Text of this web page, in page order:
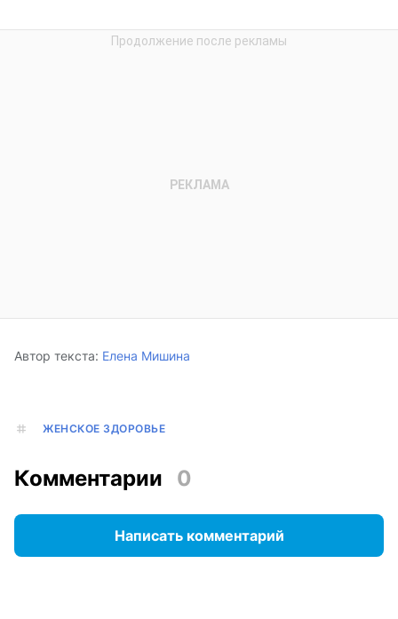
Автор текста: Елена Мишина
ЖЕНСКОЕ ЗДОРОВЬЕ
Комментарии 0
Написать комментарий